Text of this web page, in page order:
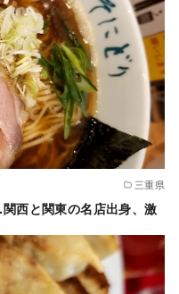
三重県
西と関東の名店出身、激